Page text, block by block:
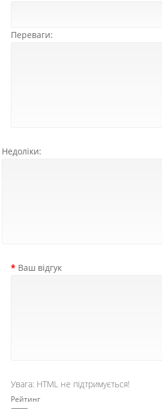
Переваги:
Недоліки:
Ваш відгук
Увага: HTML не підтримується!
Рейтинг